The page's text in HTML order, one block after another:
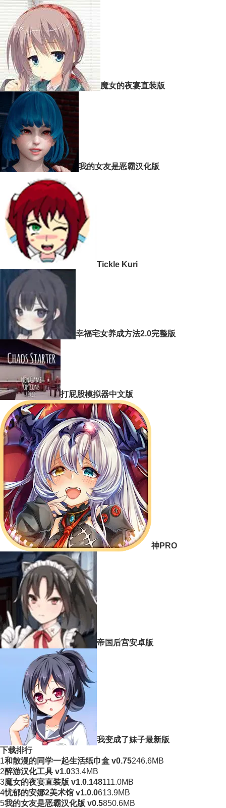
魔女的夜宴直装版
我的女友是恶霸汉化版
Tickle Kuri
幸福宅女养成方法2.0完整版
打屁股模拟器中文版
神PRO
帝国后宫安卓版
我变成了妹子最新版
下载排行
1和散漫的同学一起生活纸巾盒 v0.75246.6MB
2醉游汉化工具 v1.033.4MB
3魔女的夜宴直装版 v1.0.148111.0MB
4忧郁的安娜2美术馆 v1.0.0613.9MB
5我的女友是恶霸汉化版 v0.5850.6MB